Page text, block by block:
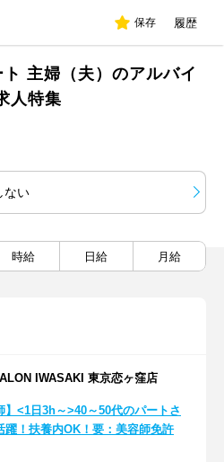
保存 履歴
主婦（夫）のアルバイ
人特集
ない
時給 日給 月給
IWASAKI 東京恋ヶ窪店
】<1日3h～>40～50代のパートさ
躍！扶養内OK！要：美容師免許